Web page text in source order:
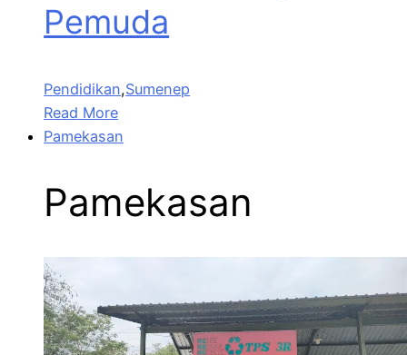
Pemuda
Pendidikan,Sumenep
Read More
Pamekasan
Pamekasan